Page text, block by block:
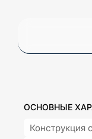
ОСНОВНЫЕ
Конструкция